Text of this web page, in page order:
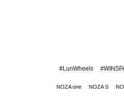
#LunWheels
NOZA one NOZA S